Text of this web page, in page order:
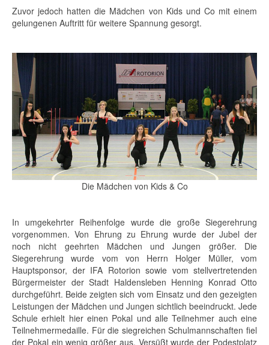
Zuvor jedoch hatten die Mädchen von Kids und Co mit einem
gelungenen Auftritt für weitere Spannung gesorgt.
Die Mädchen von Kids & Co
In umgekehrter Reihenfolge wurde die große Siegerehrung
vorgenommen. Von Ehrung zu Ehrung wurde der Jubel der
noch nicht geehrten Mädchen und Jungen größer. Die
Siegerehrung wurde vom von Herrn Holger Müller, vom
Hauptsponsor, der IFA Rotorion sowie vom stellvertretenden
Bürgermeister der Stadt Haldensleben Henning Konrad Otto
durchgeführt. Beide zeigten sich vom Einsatz und den gezeigten
Leistungen der Mädchen und Jungen sichtlich beeindruckt. Jede
Schule erhielt hier einen Pokal und alle Teilnehmer auch eine
Teilnehmermedaille. Für die siegreichen Schulmannschaften fiel
der Pokal ein wenig größer aus. Versüßt wurde der Podestplatz